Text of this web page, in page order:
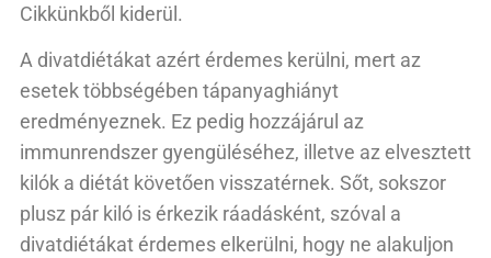
Cikkünkből kiderül.
A divatdiétákat azért érdemes kerülni, mert az
esetek többségében tápanyaghiányt
eredményeznek. Ez pedig hozzájárul az
immunrendszer gyengüléséhez, illetve az elvesztett
kilók a diétát követően visszatérnek. Sőt, sokszor
plusz pár kiló is érkezik ráadásként, szóval a
divatdiétákat érdemes elkerülni, hogy ne alakuljon